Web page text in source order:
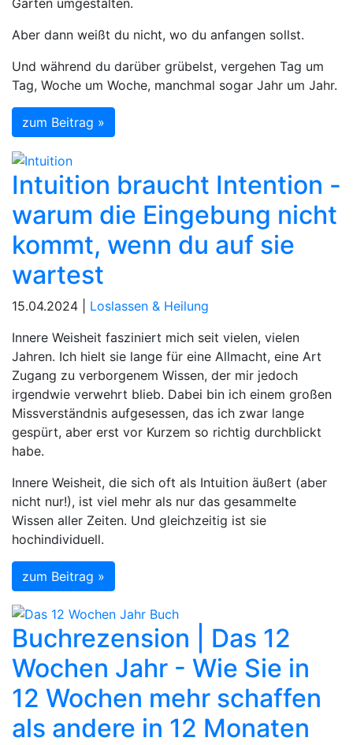
Garten umgestalten.
Aber dann weißt du nicht, wo du anfangen sollst.
Und während du darüber grübelst, vergehen Tag um
Tag, Woche um Woche, manchmal sogar Jahr um Jahr.
zum Beitrag »
Intuition braucht Intention -
warum die Eingebung nicht
kommt, wenn du auf sie
wartest
15.04.2024 | Loslassen & Heilung
Innere Weisheit fasziniert mich seit vielen, vielen
Jahren. Ich hielt sie lange für eine Allmacht, eine Art
Zugang zu verborgenem Wissen, der mir jedoch
irgendwie verwehrt blieb. Dabei bin ich einem großen
Missverständnis aufgesessen, das ich zwar lange
gespürt, aber erst vor Kurzem so richtig durchblickt
habe.
Innere Weisheit, die sich oft als Intuition äußert (aber
nicht nur!), ist viel mehr als nur das gesammelte
Wissen aller Zeiten. Und gleichzeitig ist sie
hochindividuell.
zum Beitrag »
Buchrezension | Das 12
Wochen Jahr - Wie Sie in
12 Wochen mehr schaffen
als andere in 12 Monaten